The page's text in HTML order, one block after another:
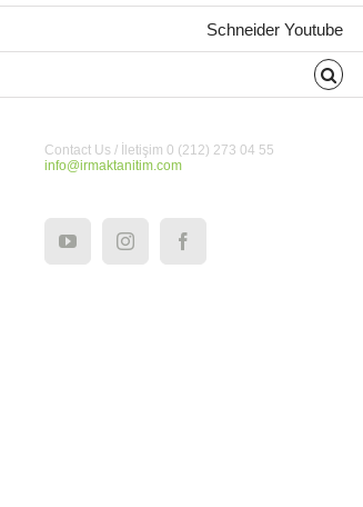
Schneider Youtube
Contact Us / İletişim 0 (212) 273 04 55
info@irmaktanitim.com
YouTubeInstagramFacebook